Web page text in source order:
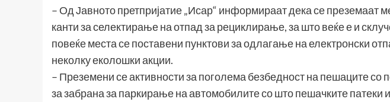
– Од Јавното претпријатие „Исар“ информираат дека се преземаат
канти за селектирање на отпад за рециклирање, за што веќе е и
повеќе места се поставени пунктови за одлагање на електронски
неколку еколошки акции.
– Преземени се активности за поголема безбедност на пешаците со
за забрана за паркирање на автомобилите со што пешачките патеки